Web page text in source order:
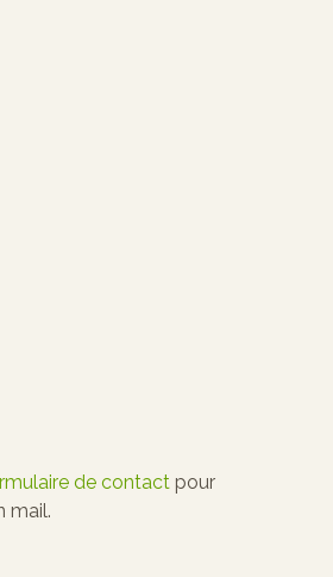
de contact pour
mail.